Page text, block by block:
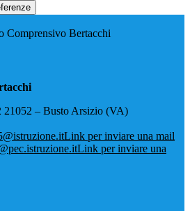
Comprensivo Bertacchi
21052 – Busto Arsizio (VA)
Link per inviare una mail
Link per inviare una